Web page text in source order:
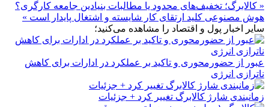
« کالابرگ؛ تخفیف‌های محدود یا مطالبات بنیادین جامعه کارگری؟
هوش مصنوعی کلید ارتقای کار شایسته و اشتغال پایدار است »
سایر اخبار پول و اقتصاد را مشاهده می‌کنید؛
عبور از حضورمحوری و تاکید بر عملکرد در ادارات برای کاهش
ناترازی انرژی
زمانبندی شارژ کالابرگ تغییر کرد + جزئیات